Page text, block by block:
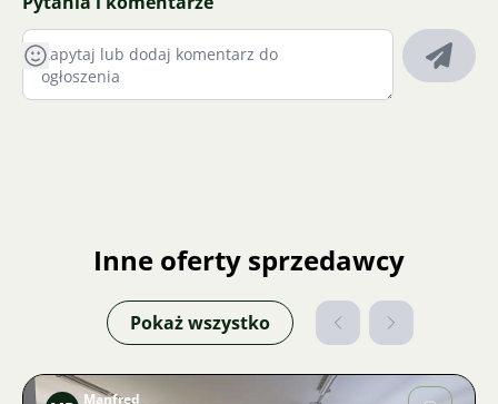
Inne oferty sprzedawcy
Pokaż wszystko
Manfred